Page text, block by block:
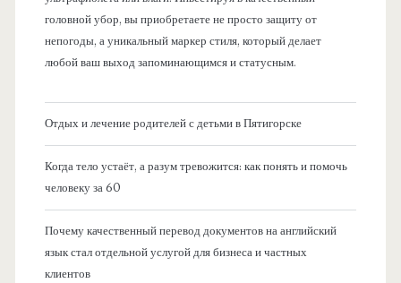
головной убор, вы приобретаете не просто защиту от
непогоды, а уникальный маркер стиля, который делает
любой ваш выход запоминающимся и статусным.
Отдых и лечение родителей с детьми в Пятигорске
Когда тело устаёт, а разум тревожится: как понять и помочь
человеку за 60
Почему качественный перевод документов на английский
язык стал отдельной услугой для бизнеса и частных
клиентов